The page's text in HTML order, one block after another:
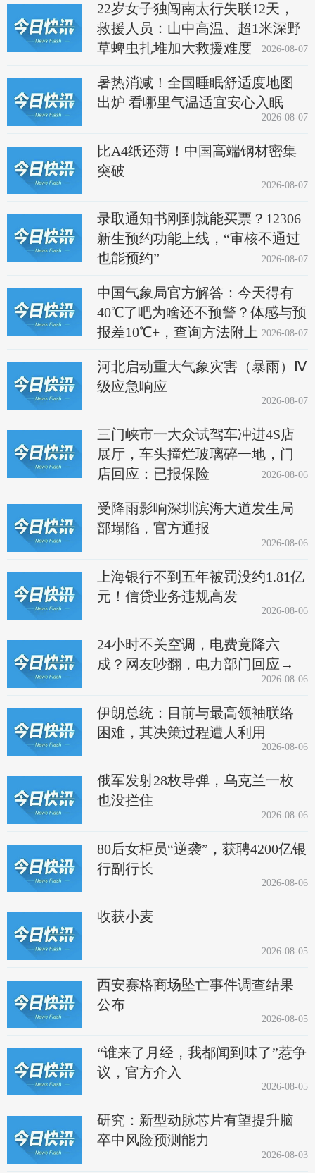
22岁女子独闯南太行失联12天，
救援人员：山中高温、超1米深野
草蜱虫扎堆加大救援难度
2026-08-07
暑热消减！全国睡眠舒适度地图
出炉 看哪里气温适宜安心入眠
2026-08-07
比A4纸还薄！中国高端钢材密集
突破
2026-08-07
录取通知书刚到就能买票？12306
新生预约功能上线，“审核不通过
也能预约”
2026-08-07
中国气象局官方解答：今天得有
40℃了吧为啥还不预警？体感与预
报差10℃+，查询方法附上 2026-08-07
河北启动重大气象灾害（暴雨）Ⅳ
级应急响应
2026-08-07
三门峡市一大众试驾车冲进4S店
展厅，车头撞烂玻璃碎一地，门
店回应：已报保险
2026-08-06
受降雨影响深圳滨海大道发生局
部塌陷，官方通报
2026-08-06
上海银行不到五年被罚没约1.81亿
元！信贷业务违规高发
2026-08-06
24小时不关空调，电费竟降六
成？网友吵翻，电力部门回应→
2026-08-06
伊朗总统：目前与最高领袖联络
困难，其决策过程遭人利用
2026-08-06
俄军发射28枚导弹，乌克兰一枚
也没拦住
2026-08-06
80后女柜员“逆袭”，获聘4200亿银
行副行长
2026-08-06
收获小麦
2026-08-05
西安赛格商场坠亡事件调查结果
公布
2026-08-05
“谁来了月经，我都闻到味了”惹争
议，官方介入
2026-08-05
研究：新型动脉芯片有望提升脑
卒中风险预测能力
2026-08-03